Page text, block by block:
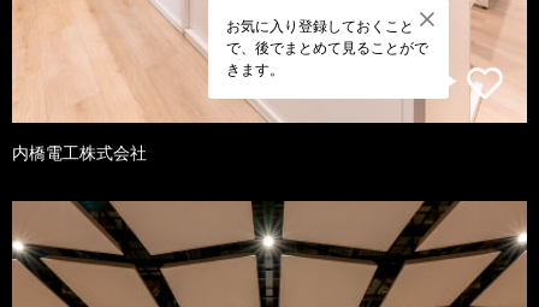
お気に入り登録しておくこと
で、後でまとめて見ることがで
きます。
内橋電工株式会社